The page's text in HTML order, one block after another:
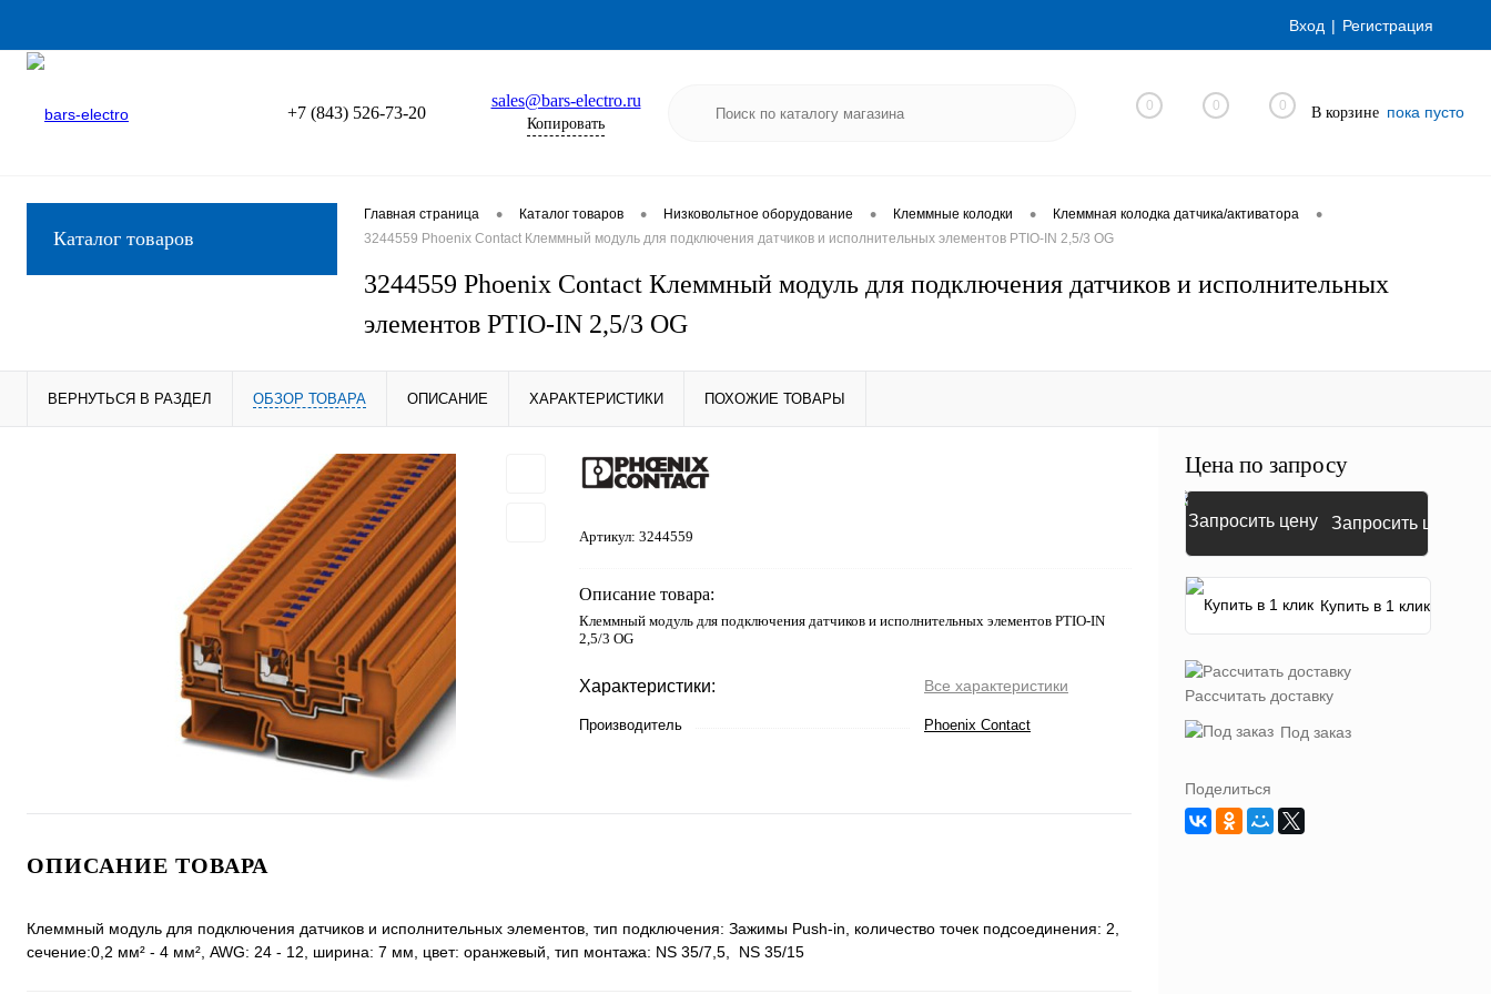
Вход Регистрация
+7 (843) 526-73-20
sales@bars-electro.ru
Копировать
0 0 0 В корзине пока пусто
Каталог товаров
Главная страница • Каталог товаров • Низковольтное оборудование • Клеммные колодки • Клеммная колодка датчика/активатора •
3244559 Phoenix Contact Клеммный модуль для подключения датчиков и исполнительных элементов PTIO-IN 2,5/3 OG
3244559 Phoenix Contact Клеммный модуль для подключения датчиков и исполнительных
элементов PTIO-IN 2,5/3 OG
ВЕРНУТЬСЯ В РАЗДЕЛ ОБЗОР ТОВАРА ОПИСАНИЕ ХАРАКТЕРИСТИКИ ПОХОЖИЕ ТОВАРЫ
Артикул: 3244559
Описание товара:
Клеммный модуль для подключения датчиков и исполнительных элементов PTIO-IN
2,5/3 OG
Характеристики: Все характеристики
Производитель Phoenix Contact
ОПИСАНИЕ ТОВАРА
Клеммный модуль для подключения датчиков и исполнительных элементов, тип подключения: Зажимы Push-in, количество точек подсоединения: 2,
cечение:0,2 мм² - 4 мм², AWG: 24 - 12, ширина: 7 мм, цвет: oранжевый, тип монтажа: NS 35/7,5, NS 35/15
Цена по запросу
Запросить цену
Купить в 1 клик
Рассчитать доставку
Под заказ
Поделиться